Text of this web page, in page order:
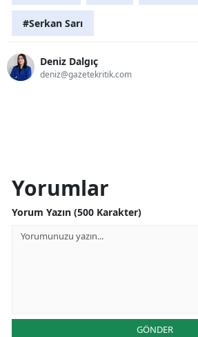
#Serkan Sarı
Deniz Dalgıç
deniz@gazetekritik.com
Yorumlar
Yorum Yazın (500 Karakter)
GÖNDER